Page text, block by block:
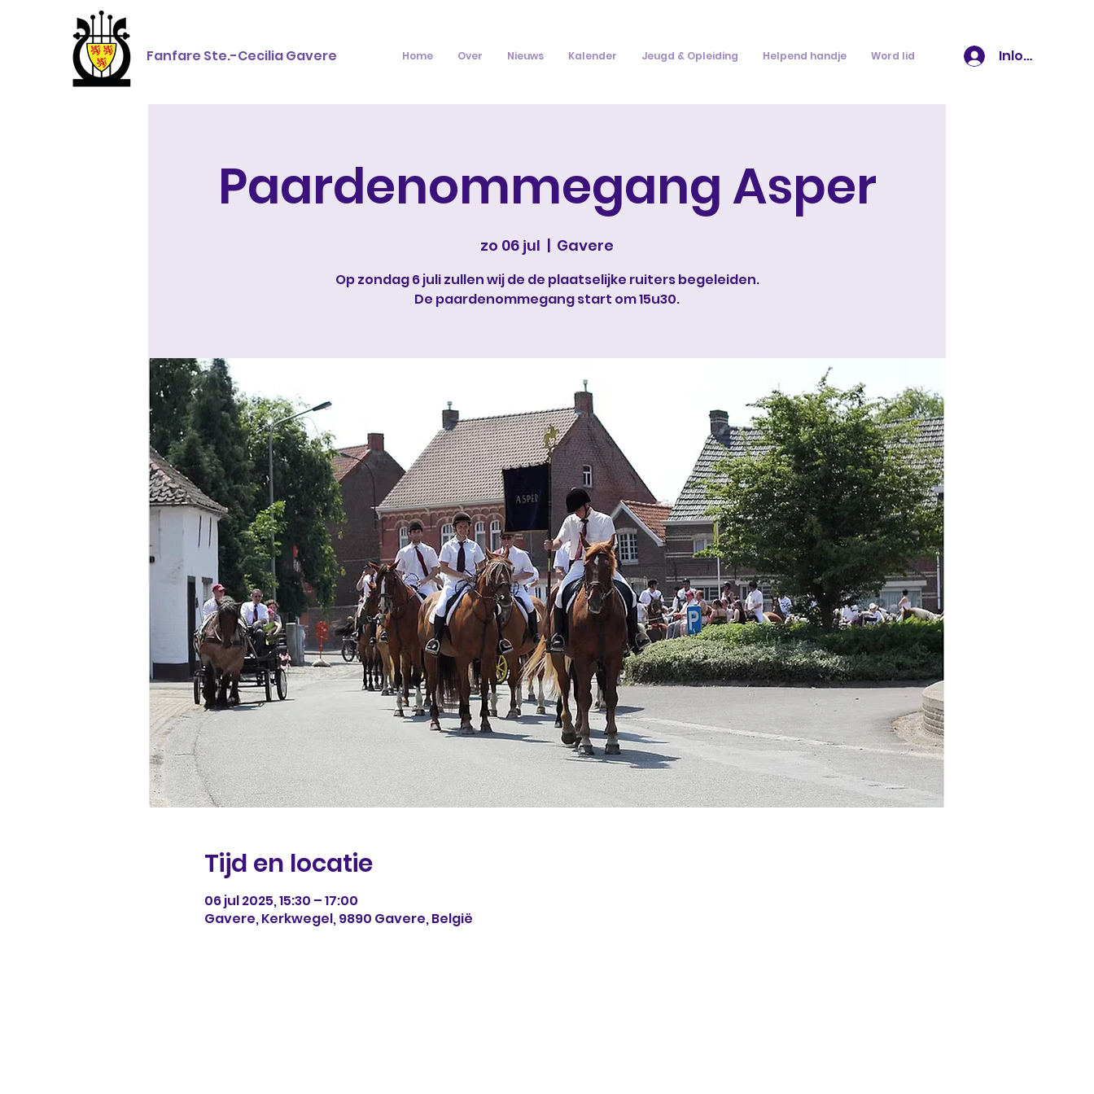
Fanfare Ste.-Cecilia Gavere Home Over Nieuws Kalender Jeugd & Opleiding Helpend handje Word lid Inloggen
Paardenommegang Asper
zo 06 jul
  |
Gavere
Op zondag 6 juli zullen wij de de plaatselijke ruiters begeleiden.
De paardenommegang start om 15u30.
Tijd en locatie
06 jul 2025, 15:30 – 17:00
Gavere, Kerkwegel, 9890 Gavere, België